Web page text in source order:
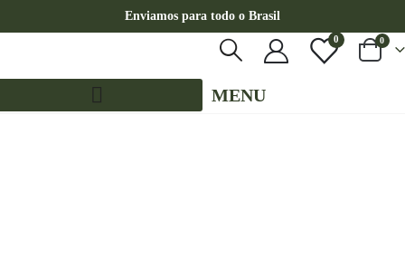
Enviamos para todo o Brasil
0 0
MENU